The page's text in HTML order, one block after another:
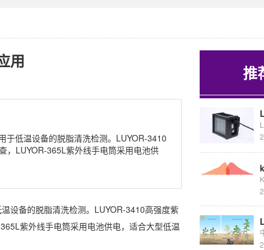
推
用
低温设备的脱脂清洗检测。LUYOR-3410
，LUYOR-365L紫外线手电筒采用电池供
设备的脱脂清洗检测。LUYOR-3410高强度紫
紫外线手电筒采用电池供电，适合大型低温